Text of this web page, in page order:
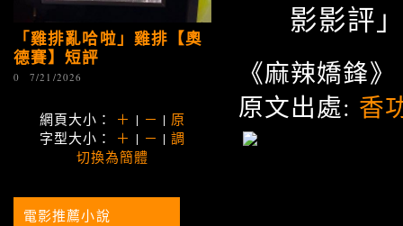
影影評
《麻辣嬌鋒
原文出處: 香
「雞排亂哈啦」雞排【奧
德賽】短評
0 7/21/2026
網頁大小： ＋ | － | 原
字型大小： ＋ | － |調
切換為簡體
電影推薦小說